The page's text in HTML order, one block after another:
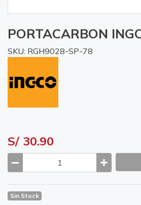
PORTACARBON
SKU: RGH9028-SP-78
S/ 30.90
Sin Stock